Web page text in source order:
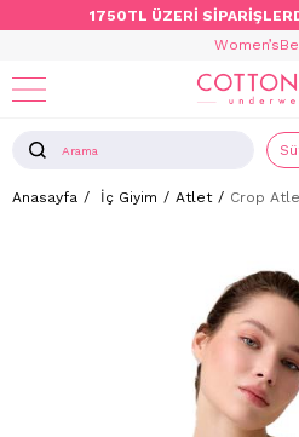
1750TL ÜZERİ
Women’s
Anasayfa İç Giyim Atlet Crop